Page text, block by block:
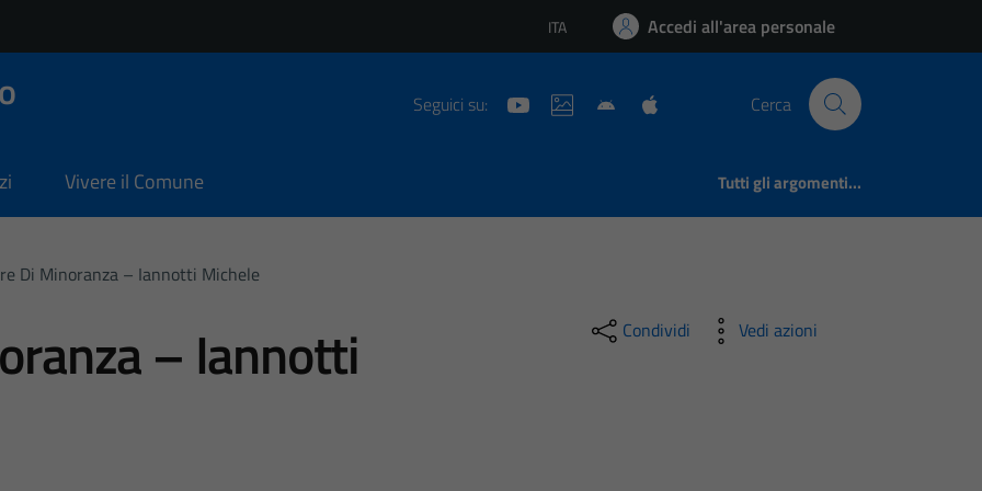
Lingua attiva:
ITA Accedi all'area personale
Seguici su: Cerca
Vivere il Comune Tutti gli argomenti...
Di Minoranza – Iannotti Michele
– Iannotti
Condividi Vedi azioni